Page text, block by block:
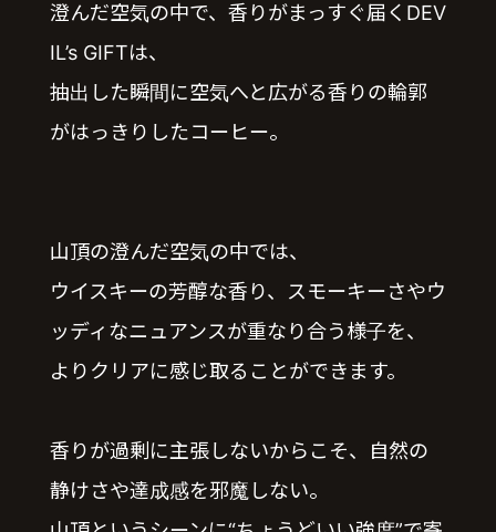
澄んだ空気の中で、香りがまっすぐ届くDEV
IL’s GIFTは、
抽出した瞬間に空気へと広がる香りの輪郭
がはっきりしたコーヒー。
山頂の澄んだ空気の中では、
ウイスキーの芳醇な香り、スモーキーさやウ
ッディなニュアンスが重なり合う様子を、
よりクリアに感じ取ることができます。
香りが過剰に主張しないからこそ、自然の
静けさや達成感を邪魔しない。